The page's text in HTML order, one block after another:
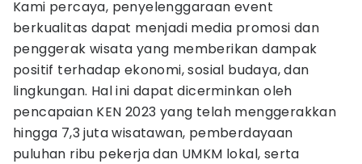
Kami percaya, penyelenggaraan event
berkualitas dapat menjadi media promosi dan
penggerak wisata yang memberikan dampak
positif terhadap ekonomi, sosial budaya, dan
lingkungan. Hal ini dapat dicerminkan oleh
pencapaian KEN 2023 yang telah menggerakkan
hingga 7,3 juta wisatawan, pemberdayaan
puluhan ribu pekerja dan UMKM lokal, serta